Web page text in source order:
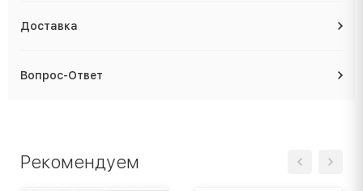
Доставка
Вопрос-Ответ
Рекомендуем